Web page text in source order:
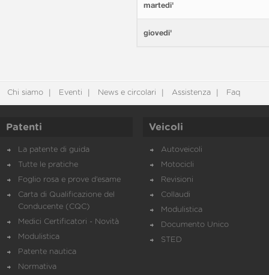
martedi'
giovedi'
Chi siamo Eventi News e circolari Assistenza Faq
Patenti
La patente di guida
Tutte le pratiche
Foglio rosa e prove d’esame
Carta di Qualificazione del
Conducente (CQC)
Medici Certificatori - Novità
Modulistica
Patente nautica
Normativa
Veicoli
Autoveicoli
Motocicli
Revisioni
Collaudi
Modulistica
Documento Unico
STED